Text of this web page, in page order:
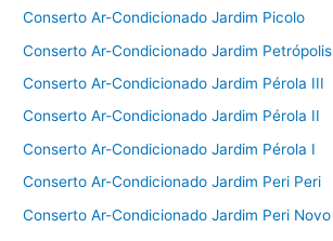
Conserto Ar-Condicionado Jardim Picolo
Conserto Ar-Condicionado Jardim Petrópolis
Conserto Ar-Condicionado Jardim Pérola III
Conserto Ar-Condicionado Jardim Pérola II
Conserto Ar-Condicionado Jardim Pérola I
Conserto Ar-Condicionado Jardim Peri Peri
Conserto Ar-Condicionado Jardim Peri Novo